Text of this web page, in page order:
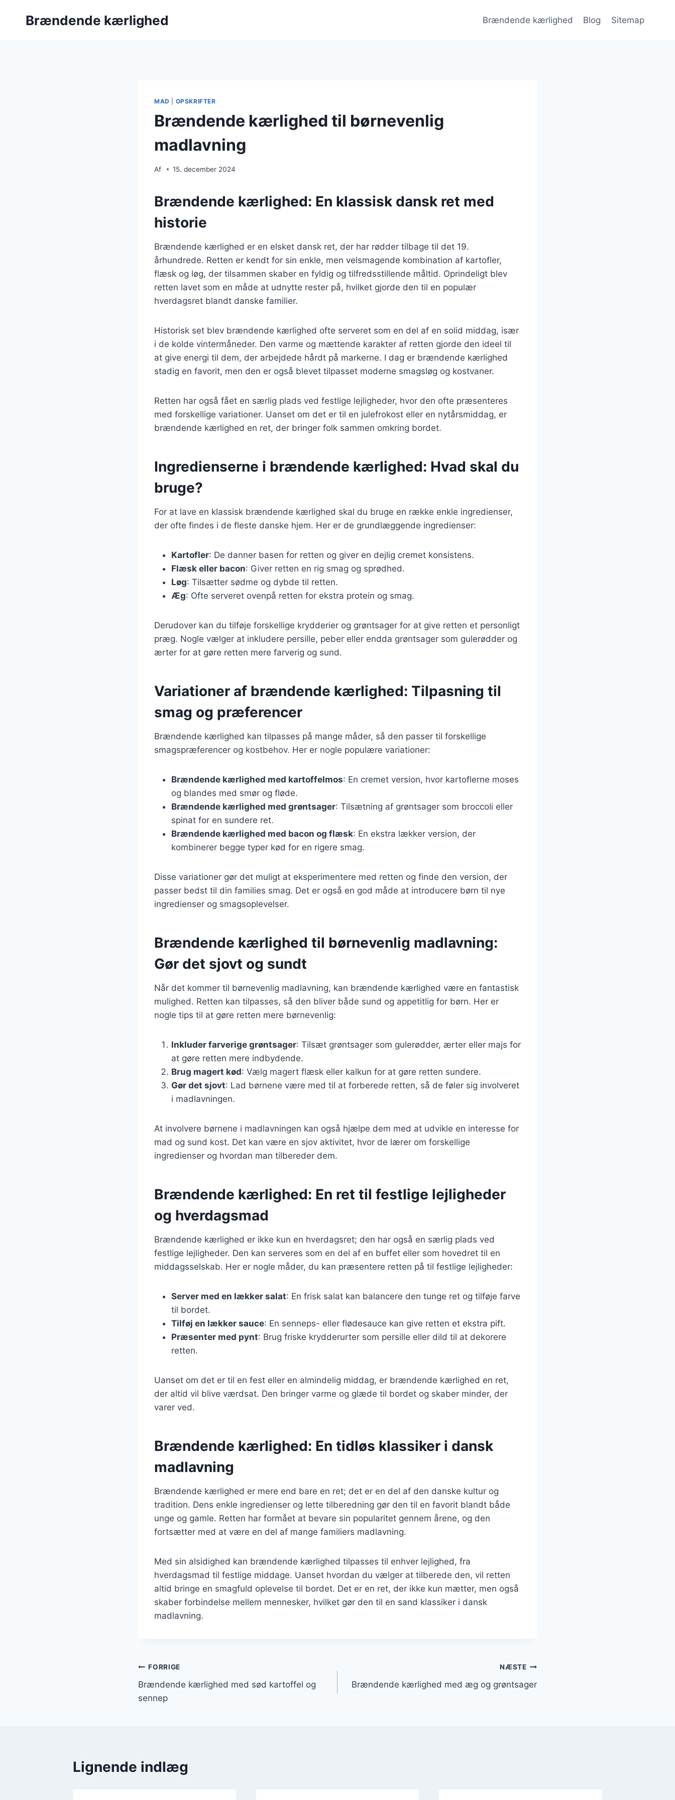
Brændende kærlighed Brændende kærlighed Blog Sitemap
MAD OPSKRIFTER
Brændende kærlighed til børnevenlig
madlavning
Af 15. december 2024
Brændende kærlighed: En klassisk dansk ret med
historie
Brændende kærlighed er en elsket dansk ret, der har rødder tilbage til det 19.
århundrede. Retten er kendt for sin enkle, men velsmagende kombination af kartofler,
flæsk og løg, der tilsammen skaber en fyldig og tilfredsstillende måltid. Oprindeligt blev
retten lavet som en måde at udnytte rester på, hvilket gjorde den til en populær
hverdagsret blandt danske familier.
Historisk set blev brændende kærlighed ofte serveret som en del af en solid middag, især
i de kolde vintermåneder. Den varme og mættende karakter af retten gjorde den ideel til
at give energi til dem, der arbejdede hårdt på markerne. I dag er brændende kærlighed
stadig en favorit, men den er også blevet tilpasset moderne smagsløg og kostvaner.
Retten har også fået en særlig plads ved festlige lejligheder, hvor den ofte præsenteres
med forskellige variationer. Uanset om det er til en julefrokost eller en nytårsmiddag, er
brændende kærlighed en ret, der bringer folk sammen omkring bordet.
Ingredienserne i brændende kærlighed: Hvad skal du
bruge?
For at lave en klassisk brændende kærlighed skal du bruge en række enkle ingredienser,
der ofte findes i de fleste danske hjem. Her er de grundlæggende ingredienser:
Kartofler: De danner basen for retten og giver en dejlig cremet konsistens.
Flæsk eller bacon: Giver retten en rig smag og sprødhed.
Løg: Tilsætter sødme og dybde til retten.
Æg: Ofte serveret ovenpå retten for ekstra protein og smag.
Derudover kan du tilføje forskellige krydderier og grøntsager for at give retten et personligt
præg. Nogle vælger at inkludere persille, peber eller endda grøntsager som gulerødder og
ærter for at gøre retten mere farverig og sund.
Variationer af brændende kærlighed: Tilpasning til
smag og præferencer
Brændende kærlighed kan tilpasses på mange måder, så den passer til forskellige
smagspræferencer og kostbehov. Her er nogle populære variationer:
Brændende kærlighed med kartoffelmos: En cremet version, hvor kartoflerne moses
og blandes med smør og fløde.
Brændende kærlighed med grøntsager: Tilsætning af grøntsager som broccoli eller
spinat for en sundere ret.
Brændende kærlighed med bacon og flæsk: En ekstra lækker version, der
kombinerer begge typer kød for en rigere smag.
Disse variationer gør det muligt at eksperimentere med retten og finde den version, der
passer bedst til din families smag. Det er også en god måde at introducere børn til nye
ingredienser og smagsoplevelser.
Brændende kærlighed til børnevenlig madlavning:
Gør det sjovt og sundt
Når det kommer til børnevenlig madlavning, kan brændende kærlighed være en fantastisk
mulighed. Retten kan tilpasses, så den bliver både sund og appetitlig for børn. Her er
nogle tips til at gøre retten mere børnevenlig:
Inkluder farverige grøntsager: Tilsæt grøntsager som gulerødder, ærter eller majs for
at gøre retten mere indbydende.
Brug magert kød: Vælg magert flæsk eller kalkun for at gøre retten sundere.
Gør det sjovt: Lad børnene være med til at forberede retten, så de føler sig involveret
i madlavningen.
At involvere børnene i madlavningen kan også hjælpe dem med at udvikle en interesse for
mad og sund kost. Det kan være en sjov aktivitet, hvor de lærer om forskellige
ingredienser og hvordan man tilbereder dem.
Brændende kærlighed: En ret til festlige lejligheder
og hverdagsmad
Brændende kærlighed er ikke kun en hverdagsret; den har også en særlig plads ved
festlige lejligheder. Den kan serveres som en del af en buffet eller som hovedret til en
middagsselskab. Her er nogle måder, du kan præsentere retten på til festlige lejligheder:
Server med en lækker salat: En frisk salat kan balancere den tunge ret og tilføje farve
til bordet.
Tilføj en lækker sauce: En senneps- eller flødesauce kan give retten et ekstra pift.
Præsenter med pynt: Brug friske krydderurter som persille eller dild til at dekorere
retten.
Uanset om det er til en fest eller en almindelig middag, er brændende kærlighed en ret,
der altid vil blive værdsat. Den bringer varme og glæde til bordet og skaber minder, der
varer ved.
Brændende kærlighed: En tidløs klassiker i dansk
madlavning
Brændende kærlighed er mere end bare en ret; det er en del af den danske kultur og
tradition. Dens enkle ingredienser og lette tilberedning gør den til en favorit blandt både
unge og gamle. Retten har formået at bevare sin popularitet gennem årene, og den
fortsætter med at være en del af mange familiers madlavning.
Med sin alsidighed kan brændende kærlighed tilpasses til enhver lejlighed, fra
hverdagsmad til festlige middage. Uanset hvordan du vælger at tilberede den, vil retten
altid bringe en smagfuld oplevelse til bordet. Det er en ret, der ikke kun mætter, men også
skaber forbindelse mellem mennesker, hvilket gør den til en sand klassiker i dansk
madlavning.
Indlægsnavigation
FORRIGE
Brændende kærlighed med sød kartoffel og
sennep
NÆSTE
Brændende kærlighed med æg og grøntsager
Lignende indlæg